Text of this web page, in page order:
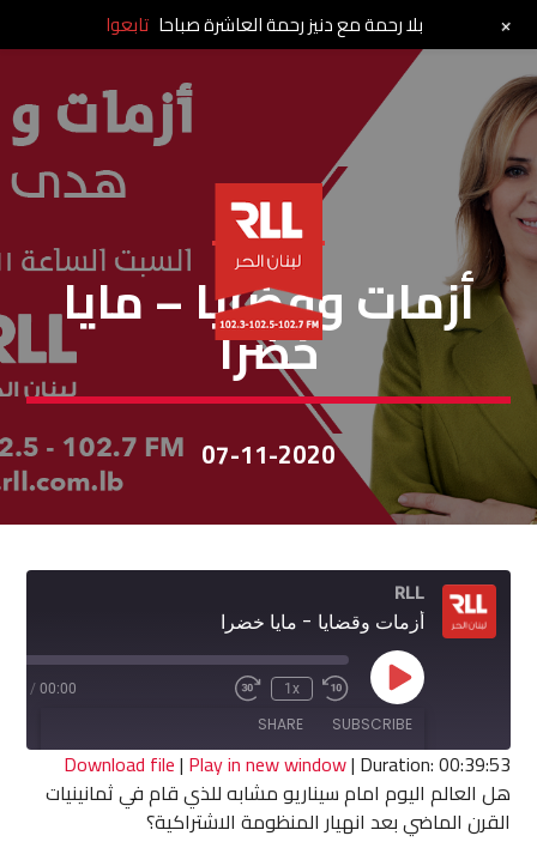
أزمات وقضايا
أزمات وقضايا – مايا
خضرا
07-11-2020
RLL
أزمات وقضايا - مايا خضرا
Play
Episode
Rewind
10
Seconds
1x
Fast
seconds
00:00
/
SUBSCRIBE
SHARE
RSS FEED
SHARE
Download file| Play in new window| Duration: 00:39:53
هل العالم اليوم امام سيناريو مشابه للذي قام في ثمانينيات
القرن الماضي بعد انهيار المنظومة الاشتراكية؟
بلا رحمة مع دنيز رحمة العاشرة صباحا تابعوا +